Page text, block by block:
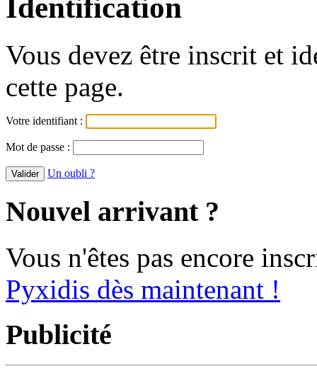
Identification
Vous devez être inscrit et
cette page.
Votre identifiant :
Mot de passe :
Un oubli ?
Nouvel arrivant ?
Vous n'êtes pas encore
Pyxidis dès maintenant !
Publicité